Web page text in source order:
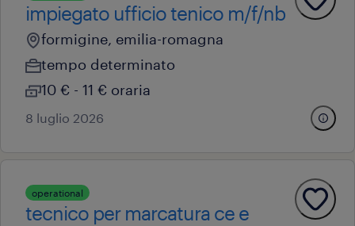
impiegato ufficio tenico m/f/nb
formigine, emilia-romagna
tempo determinato
10 € - 11 € oraria
8 luglio 2026
operational
tecnico per marcatura ce e